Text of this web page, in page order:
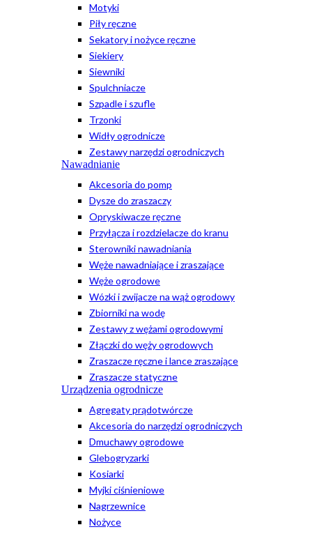
Motyki
Piły ręczne
Sekatory i nożyce ręczne
Siekiery
Siewniki
Spulchniacze
Szpadle i szufle
Trzonki
Widły ogrodnicze
Zestawy narzędzi ogrodniczych
Nawadnianie
Akcesoria do pomp
Dysze do zraszaczy
Opryskiwacze ręczne
Przyłącza i rozdzielacze do kranu
Sterowniki nawadniania
Węże nawadniające i zraszające
Węże ogrodowe
Wózki i zwijacze na wąż ogrodowy
Zbiorniki na wodę
Zestawy z wężami ogrodowymi
Złączki do węży ogrodowych
Zraszacze ręczne i lance zraszające
Zraszacze statyczne
Urządzenia ogrodnicze
Agregaty prądotwórcze
Akcesoria do narzędzi ogrodniczych
Dmuchawy ogrodowe
Glebogryzarki
Kosiarki
Myjki ciśnieniowe
Nagrzewnice
Nożyce